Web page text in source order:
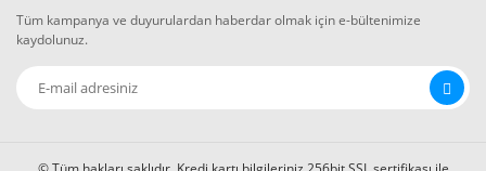
Tüm kampanya ve duyurulardan haberdar olmak için e-bültenimize
kaydolunuz.